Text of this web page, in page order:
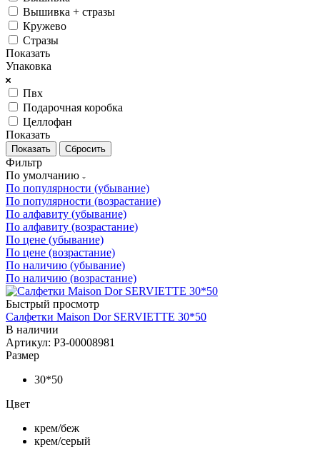
Вышивка + стразы
Кружево
Стразы
Показать
Упаковка
Пвх
Подарочная коробка
Целлофан
Показать
Сбросить
Фильтр
По умолчанию
По популярности (убывание)
По популярности (возрастание)
По алфавиту (убывание)
По алфавиту (возрастание)
По цене (убывание)
По цене (возрастание)
По наличию (убывание)
По наличию (возрастание)
Быстрый просмотр
Салфетки Maison Dor SERVIETTE 30*50
В наличии
Артикул: РЗ-00008981
Размер
30*50
Цвет
крем/беж
крем/серый